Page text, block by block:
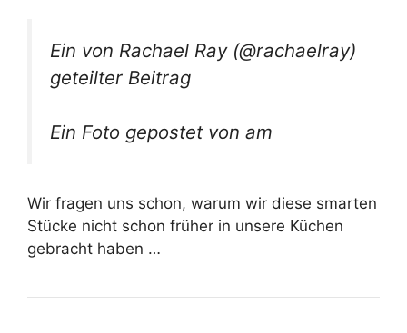
Ein von Rachael Ray (@rachaelray)
geteilter Beitrag
Ein Foto gepostet von am
Wir fragen uns schon, warum wir diese smarten
Stücke nicht schon früher in unsere Küchen
gebracht haben …